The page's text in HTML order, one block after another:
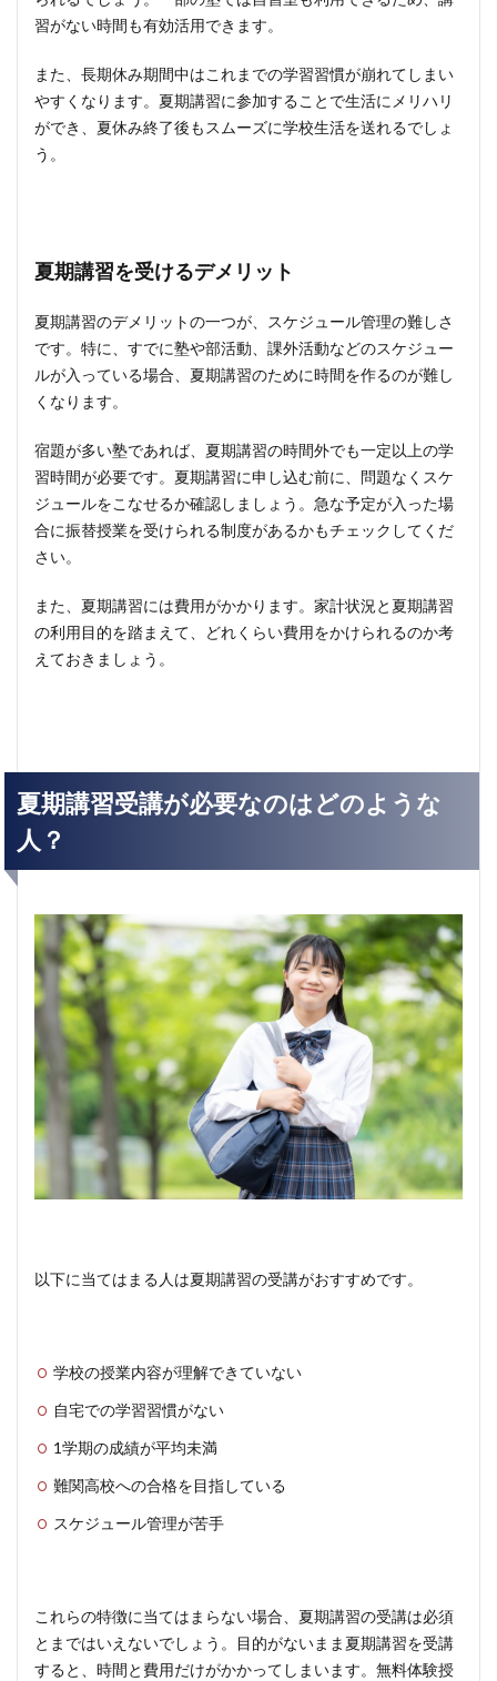
習がない時間も有効活用できます。
また、長期休み期間中はこれまでの学習習慣が崩れてしまい
やすくなります。夏期講習に参加することで生活にメリハリ
ができ、夏休み終了後もスムーズに学校生活を送れるでしょ
う。
夏期講習を受けるデメリット
夏期講習のデメリットの一つが、スケジュール管理の難しさ
です。特に、すでに塾や部活動、課外活動などのスケジュー
ルが入っている場合、夏期講習のために時間を作るのが難し
くなります。
宿題が多い塾であれば、夏期講習の時間外でも一定以上の学
習時間が必要です。夏期講習に申し込む前に、問題なくスケ
ジュールをこなせるか確認しましょう。急な予定が入った場
合に振替授業を受けられる制度があるかもチェックしてくだ
さい。
また、夏期講習には費用がかかります。家計状況と夏期講習
の利用目的を踏まえて、どれくらい費用をかけられるのか考
えておきましょう。
夏期講習受講が必要なのはどのような
人？
以下に当てはまる人は夏期講習の受講がおすすめです。
学校の授業内容が理解できていない
自宅での学習習慣がない
1学期の成績が平均未満
難関高校への合格を目指している
スケジュール管理が苦手
これらの特徴に当てはまらない場合、夏期講習の受講は必須
とまではいえないでしょう。目的がないまま夏期講習を受講
すると、時間と費用だけがかかってしまいます。無料体験授